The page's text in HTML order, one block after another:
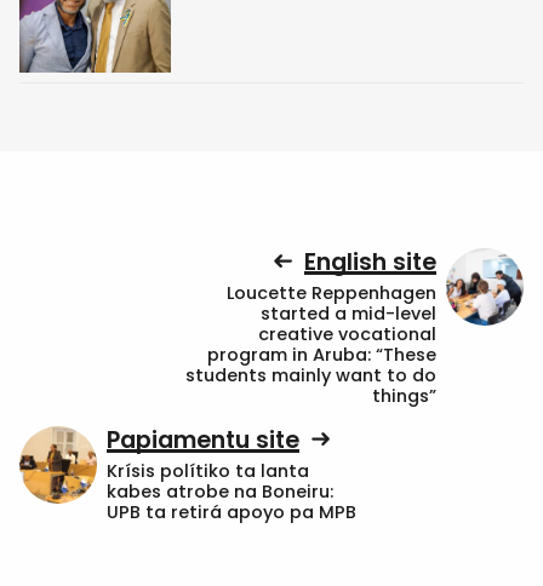
English site
Loucette Reppenhagen
started a mid-level
creative vocational
program in Aruba: “These
students mainly want to do
things”
Papiamentu site
Krísis polítiko ta lanta
kabes atrobe na Boneiru:
UPB ta retirá apoyo pa MPB